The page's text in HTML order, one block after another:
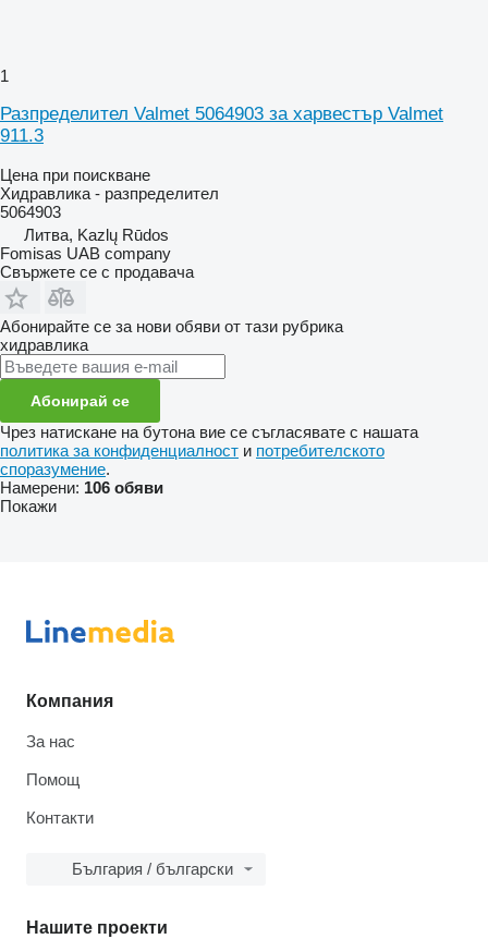
1
Разпределител Valmet 5064903 за харвестър Valmet
911.3
Цена при поискване
Хидравлика - разпределител
5064903
Литва, Kazlų Rūdos
Fomisas UAB company
Свържете се с продавача
Абонирайте се за нови обяви от тази рубрика
хидравлика
Абонирай се
Чрез натискане на бутона вие се съгласявате с нашата
политика за конфиденциалност и потребителското
споразумение.
Намерени: 106 обяви
Покажи
Компания
За нас
Помощ
Контакти
България / български
Нашите проекти